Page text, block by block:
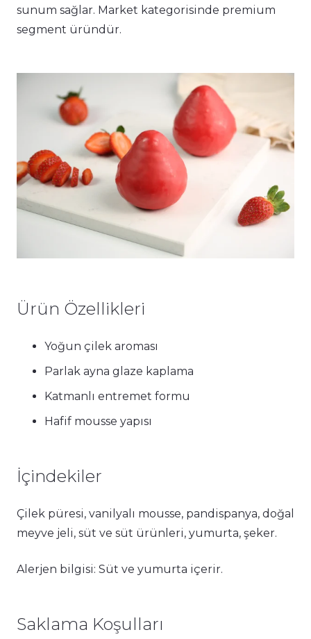
sunum sağlar. Market kategorisinde premium
segment üründür.
Ürün Özellikleri
Yoğun çilek aroması
Parlak ayna glaze kaplama
Katmanlı entremet formu
Hafif mousse yapısı
İçindekiler
Çilek püresi, vanilyalı mousse, pandispanya, doğal
meyve jeli, süt ve süt ürünleri, yumurta, şeker.
Alerjen bilgisi: Süt ve yumurta içerir.
Saklama Koşulları